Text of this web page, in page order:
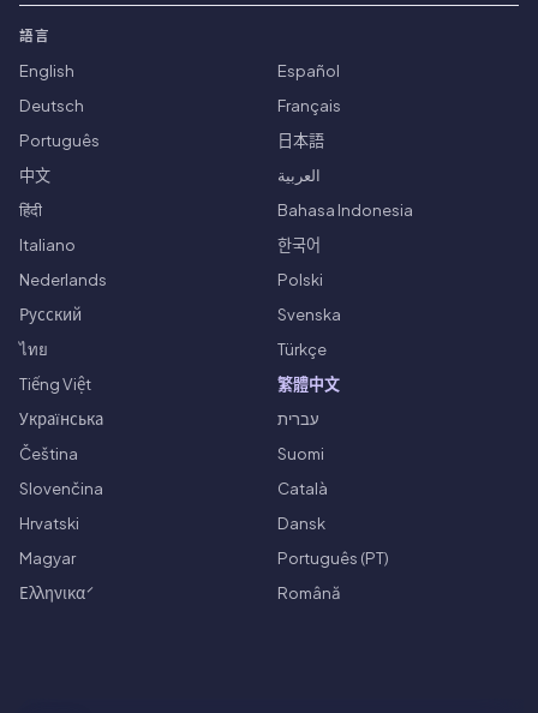
語言
English
Español
Deutsch
Français
Português
日本語
中文
العربية
हिंदी
Bahasa Indonesia
Italiano
한국어
Nederlands
Polski
Русский
Svenska
ไทย
Türkçe
Tiếng Việt
繁體中文
Українська
עברית
Čeština
Suomi
Slovenčina
Català
Hrvatski
Dansk
Magyar
Português (PT)
Ελληνικά
Română